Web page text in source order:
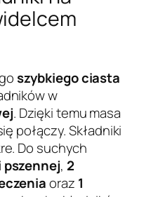
szybkiego ciasta
w
. Dzięki temu masa
połączy. Składniki
Do suchych
pszennej, 2
oraz 1